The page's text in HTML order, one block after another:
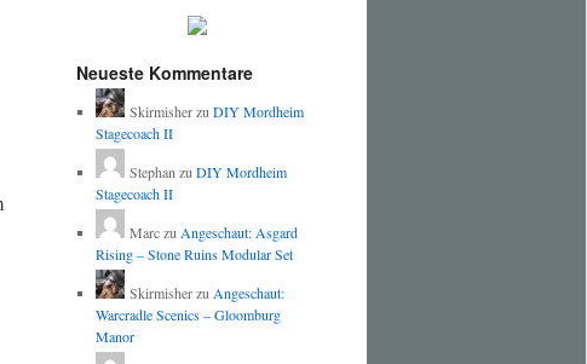
Neueste Kommentare
SkirmisherzuDIY Mordheim
Stagecoach II
StephanzuDIY Mordheim
Stagecoach II
MarczuAngeschaut: Asgard
Rising – Stone Ruins Modular Set
SkirmisherzuAngeschaut:
Warcradle Scenics – Gloomburg
Manor